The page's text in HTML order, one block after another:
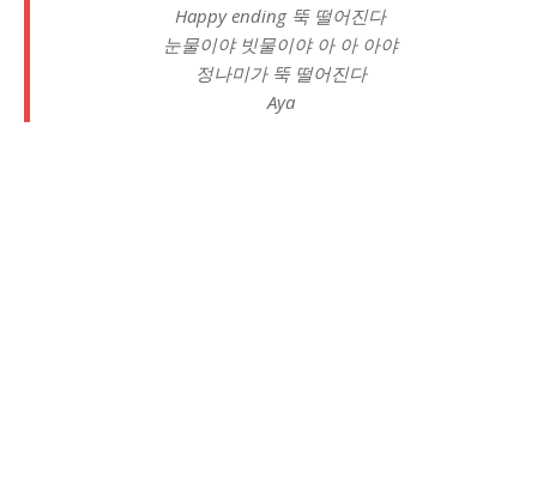
Happy ending 뚝 떨어진다
눈물이야 빗물이야 아 아 아야
정나미가 뚝 떨어진다
Aya